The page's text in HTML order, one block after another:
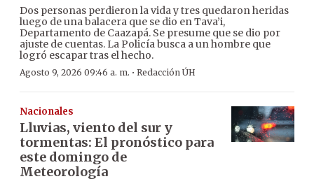
Dos personas perdieron la vida y tres quedaron heridas
luego de una balacera que se dio en Tava’i,
Departamento de Caazapá. Se presume que se dio por
ajuste de cuentas. La Policía busca a un hombre que
logró escapar tras el hecho.
Agosto 9, 2026 09:46 a. m. · Redacción ÚH
Nacionales
Lluvias, viento del sur y
tormentas: El pronóstico para
este domingo de
Meteorología